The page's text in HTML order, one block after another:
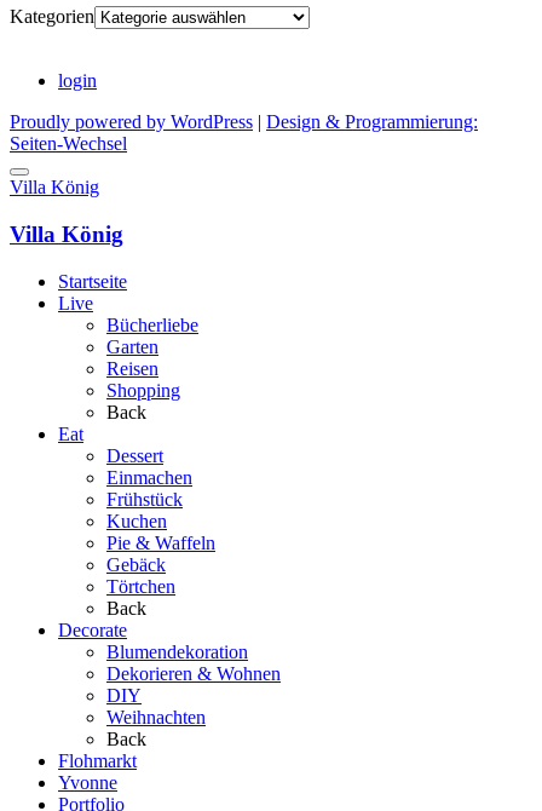
Kategorien
login
Proudly powered by WordPress
Design & Programmierung:
Seiten-Wechsel
Villa König
Villa König
Startseite
Live
Bücherliebe
Garten
Reisen
Shopping
Back
Eat
Dessert
Einmachen
Frühstück
Kuchen
Pie & Waffeln
Gebäck
Törtchen
Back
Decorate
Blumendekoration
Dekorieren & Wohnen
DIY
Weihnachten
Back
Flohmarkt
Yvonne
Portfolio